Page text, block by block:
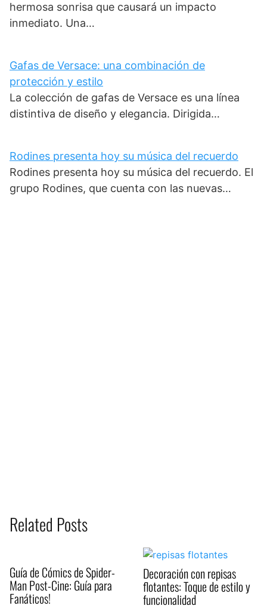
hermosa sonrisa que causará un impacto
inmediato. Una…
Gafas de Versace: una combinación de
protección y estilo
La colección de gafas de Versace es una línea
distintiva de diseño y elegancia. Dirigida…
Rodines presenta hoy su música del recuerdo
Rodines presenta hoy su música del recuerdo. El
grupo Rodines, que cuenta con las nuevas…
Related Posts
Guía de Cómics de Spider-
Man Post-Cine: Guía para
Fanáticos!
Decoración con repisas
flotantes: Toque de estilo y
funcionalidad